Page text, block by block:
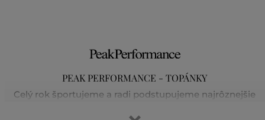
PEAK PERFORMANCE - TOPÁNKY
Celý rok športujeme a radi podstupujeme najrôznejšie